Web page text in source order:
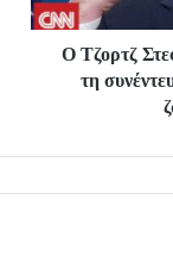
Ο Τζορτζ
τη